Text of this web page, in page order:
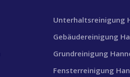
Unterhaltsreinigung
Gebäudereinigung
Grundreinigung
Fensterreinigung